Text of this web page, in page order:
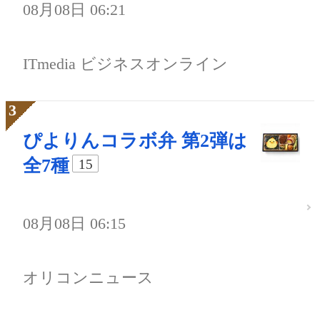
08月08日 06:21
ITmedia ビジネスオンライン
ぴよりんコラボ弁 第2弾は
全7種
15
08月08日 06:15
オリコンニュース